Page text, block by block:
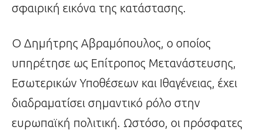
σφαιρική εικόνα της κατάστασης.
Ο Δημήτρης Αβραμόπουλος, ο οποίος
υπηρέτησε ως Επίτροπος Μετανάστευσης,
Εσωτερικών Υποθέσεων και Ιθαγένειας, έχει
διαδραματίσει σημαντικό ρόλο στην
ευρωπαϊκή πολιτική. Ωστόσο, οι πρόσφατες